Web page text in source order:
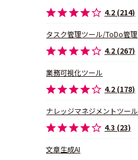
4.2 (214)
タスク管理ツール/ToDo管理
4.2 (267)
業務可視化ツール
4.2 (178)
ナレッジマネジメントツール
4.3 (23)
文章生成AI